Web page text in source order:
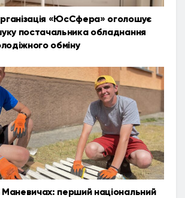
«ЮсСфера» оголошує
постачальника обладнання
обміну
перший національний